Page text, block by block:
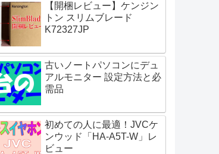
【開梱レビュー】ケンジン
トン スリムブレード
K72327JP
古いノートパソコンにデュ
アルモニター 設定方法と必
需品
初めての人に最適！JVCケ
ンウッド「HA-A5T-W」レ
ビュー